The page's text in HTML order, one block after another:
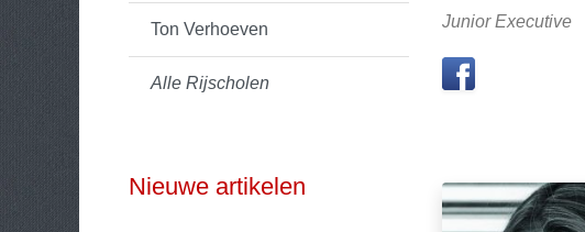
Ton Verhoeven
Alle Rijscholen
Nieuwe artikelen
Junior Executive